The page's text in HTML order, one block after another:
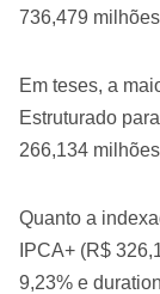
736,479
Em teses, a
Estruturado
266,134
Quanto a
IPCA+ (R$
9,23% e